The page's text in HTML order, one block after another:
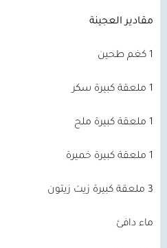
مقادير العجينة
1 كغم طحين
1 ملعقة كبيرة سكر
1 ملعقة كبيرة ملح
1 ملعقة كبيرة خميرة
3 ملعقة كبيرة زيت زيتون
ماء دافئ